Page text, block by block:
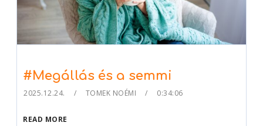
#Megállás és a semmi
2025.12.24. TOMEK NOÉMI 0:34:06
READ MORE